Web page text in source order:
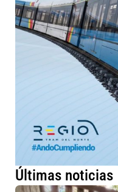
Últimas noticias